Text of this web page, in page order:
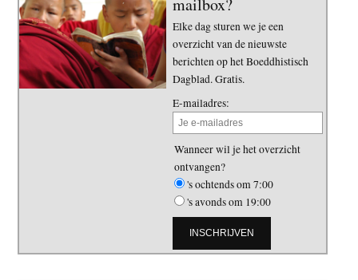
mailbox?
Elke dag sturen we je een
overzicht van de nieuwste
berichten op het Boeddhistisch
Dagblad. Gratis.
E-mailadres:
Wanneer wil je het overzicht
ontvangen?
's ochtends om 7:00
's avonds om 19:00